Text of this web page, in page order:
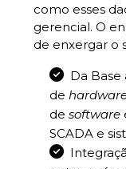
como esses
gerencial. O
de enxergar o
Da Base
de
desoftware
SCADA e